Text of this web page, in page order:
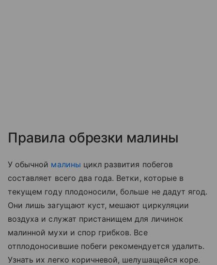
Правила обрезки малины
У обычной малины цикл развития побегов
составляет всего два года. Ветки, которые в
текущем году плодоносили, больше не дадут ягод.
Они лишь загущают куст, мешают циркуляции
воздуха и служат пристанищем для личинок
малинной мухи и спор грибков. Все
отплодоносившие побеги рекомендуется удалить.
Узнать их легко коричневой, шелушащейся коре.